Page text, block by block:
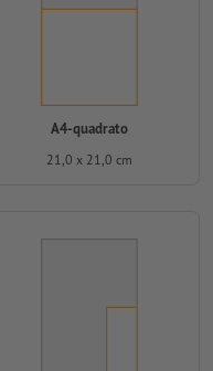
A4-quadrato
21,0 x 21,0 cm